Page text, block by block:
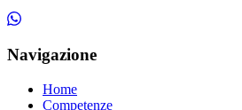
Navigazione
Home
Competenze